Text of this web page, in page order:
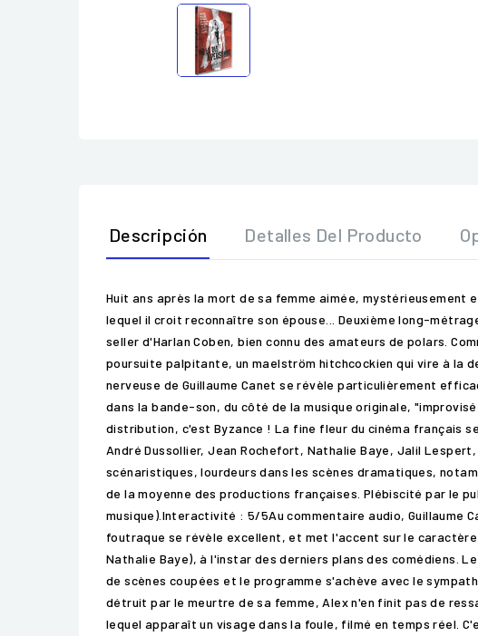
Descripción Detalles Del Producto
Huit ans après la mort de sa femme aimée,
lequel il croit reconnaître son épouse... Deuxième long-
seller d'Harlan Coben, bien connu des amateurs de polars.
poursuite palpitante, un maelström hitchcockien qui vire à la
nerveuse de Guillaume Canet se révèle particulièrement
dans la bande-son, du côté de la musique originale,
distribution, c'est Byzance ! La fine fleur du cinéma français
André Dussollier, Jean Rochefort, Nathalie Baye, Jalil
scénaristiques, lourdeurs dans les scènes dramatiques,
de la moyenne des productions françaises. Plébiscité par le
musique).Interactivité : 5/5Au commentaire audio, Guillaume
foutraque se révèle excellent, et met l'accent sur le
Nathalie Baye), à l'instar des derniers plans des comédiens.
de scènes coupées et le programme s'achève avec le
détruit par le meurtre de sa femme, Alex n'en finit pas de
lequel apparaît un visage dans la foule, filmé en temps réel.